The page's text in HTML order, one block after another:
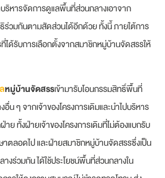
ริหารจัดการดูแลพื้นที่ส่วนกลางเอาจาก
ร่วมกันตามสัดส่วนได้อีกด้วย ทั้งนี้ ภายใต้การ
ด้รับการเลือกตั้งจากสมาชิกหมู่บ้านจัดสรรให้
หมู่บ้านจัดสรรเข้ามารับโอนกรรมสิทธิ์พื้นที่
ๆ จากเจ้าของโครงการเดิมและนำไปบริหาร
าย ทั้งฝ่ายเจ้าของโครงการเดิมที่ไม่ต้องแบกรับ
าตลอดไป และฝ่ายสมาชิกหมู่บ้านจัดสรรซึ่งเป็น
งร่วมกัน ได้ใช้ประโยชน์พื้นที่ส่วนกลางใน